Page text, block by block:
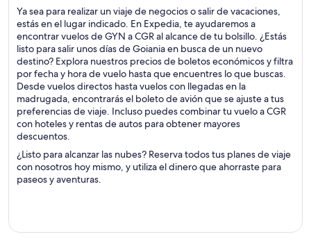
Ya sea para realizar un viaje de negocios o salir de vacaciones,
estás en el lugar indicado. En Expedia, te ayudaremos a
encontrar vuelos de GYN a CGR al alcance de tu bolsillo. ¿Estás
listo para salir unos días de Goiania en busca de un nuevo
destino? Explora nuestros precios de boletos económicos y filtra
por fecha y hora de vuelo hasta que encuentres lo que buscas.
Desde vuelos directos hasta vuelos con llegadas en la
madrugada, encontrarás el boleto de avión que se ajuste a tus
preferencias de viaje. Incluso puedes combinar tu vuelo a CGR
con hoteles y rentas de autos para obtener mayores
descuentos.
¿Listo para alcanzar las nubes? Reserva todos tus planes de viaje
con nosotros hoy mismo, y utiliza el dinero que ahorraste para
paseos y aventuras.